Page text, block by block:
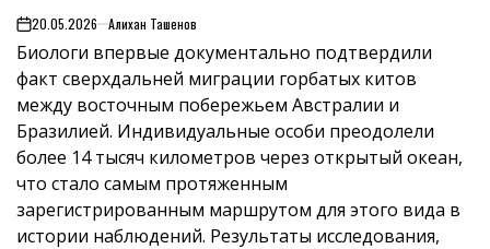
on20.05.2026 Алихан Ташенов
Биологи впервые документально подтвердили
факт сверхдальней миграции горбатых китов
между восточным побережьем Австралии и
Бразилией. Индивидуальные особи преодолели
более 14 тысяч километров через открытый океан,
что стало самым протяженным
зарегистрированным маршрутом для этого вида в
истории наблюдений. Результаты исследования,